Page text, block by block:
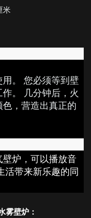
米
。 您必须等到壁
。 几分钟后，火
，营造出真正的
炉，可以播放音
活带来新乐趣的同
雾壁炉：